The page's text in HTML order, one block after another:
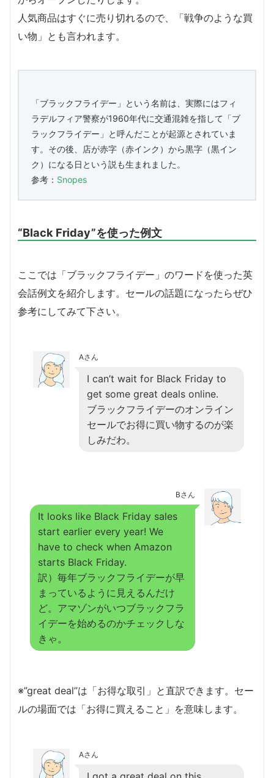
人気商品はすぐに売り切れるので、「戦争のような買
い物」とも言われます。
「ブラックフライデー」という名前は、実際にはフィ
ラデルフィア警察が1960年代に交通混雑を指して「ブ
ラックフライデー」と呼んだことが起源とされていま
す。その後、店が赤字（赤インク）から黒字（黒イン
ク）になる日という説も生まれました。
参考： Snopes
“Black Friday”を使った例文
ここでは「ブラックフライデー」のワードを使った英
会話例文を紹介します。セールの話題になったらぜひ
参考にしてみて下さい。
Aさん
I can’t wait for Black Friday to
get some great deals online.
ブラックフライデーのオンライン
セールでお得に買い物するのが楽
しみだわ。
Bさん
It looks like Black Friday sales
start earlier every year! We
have to check when Amazon
starts Black Friday.
訳）毎年ブラックフライデーが早
まっているように見えるんだけ
ど。アマゾンがいつブラックフラ
イデーを始めるのかチェックしな
きゃ。
※”great deal”は「お得な取引」と直訳できます。セー
ルの場面では「お得に買えること」を意味します。
Aさん